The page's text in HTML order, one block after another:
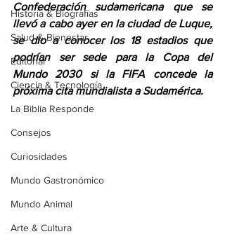
Historia & Biografías
Salud & Bienestar
Editorial
Ciencia & Tecnología
La Biblia Responde
Consejos
Curiosidades
Mundo Gastronómico
Mundo Animal
Arte & Cultura
Confederación sudamericana que se
llevó a cabo ayer en la ciudad de Luque,
se dio a conocer los 18 estadios que
podrían ser sede para la Copa del
Mundo 2030 si la FIFA concede la
próxima cita mundialista a Sudamérica.